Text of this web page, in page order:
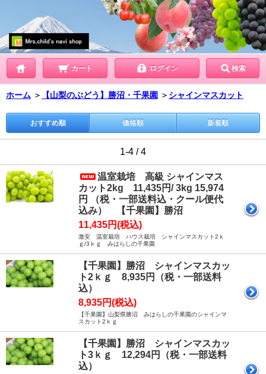
カート ログイン 検索
ホーム ＞ 【山梨のぶどう】勝沼・千果園 ＞ シャインマスカット
おすすめ順 価格順 新着順
1-4 / 4
温室栽培 高級 シャインマス
カット2kg 11,435円/ 3kg 15,974
円 （税・一部送料込・クール便代
込み） 【千果園】勝沼
11,435円(税込)
激安 温室栽培 ハウス栽培 シャインマスカット2ｋ
ｇ/3ｋｇ みはらしの千果園
【千果園】勝沼 シャインマスカッ
ト2ｋｇ 8,935円（税・一部送料
込）
8,935円(税込)
【千果園】山梨県勝沼 みはらしの千果園のシャインマ
スカット2ｋｇ
【千果園】勝沼 シャインマスカッ
ト3ｋｇ 12,294円（税・一部送料
込）